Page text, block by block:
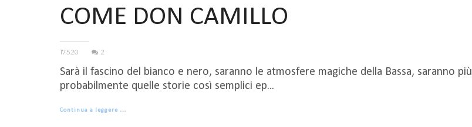
COME DON CAMILLO
17.5.20 2
Sarà il fascino del bianco e nero, saranno le atmosfere magiche della Bassa, saranno più
probabilmente quelle storie così semplici ep...
Continua a leggere …